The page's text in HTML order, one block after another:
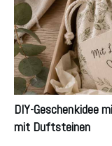
DIY-Geschenkidee
mit Duftsteinen